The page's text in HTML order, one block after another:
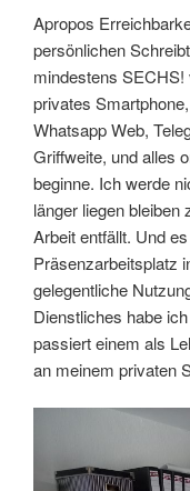
Apropos
persönlichen
mindestens
privates
Whatsapp Web,
Griffweite, und alles
beginne. Ich werde
länger liegen
Arbeit entfällt. Und
Präsenzarbeitsplatz
gelegentliche
Dienstliches habe
passiert einem als
an meinem privaten